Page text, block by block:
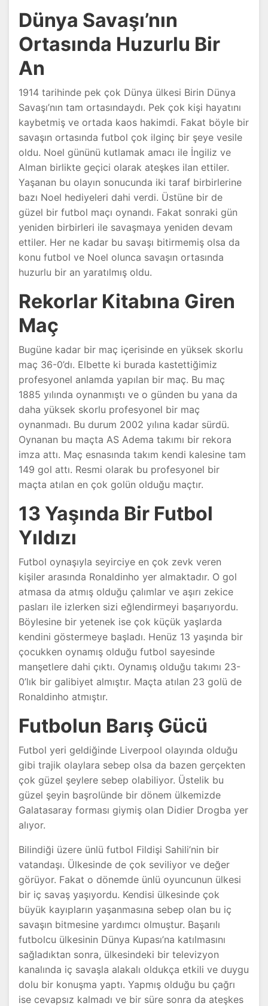
Dünya Savaşı’nın
Ortasında Huzurlu Bir
An
1914 tarihinde pek çok Dünya ülkesi Birin Dünya
Savaşı’nın tam ortasındaydı. Pek çok kişi hayatını
kaybetmiş ve ortada kaos hakimdi. Fakat böyle bir
savaşın ortasında futbol çok ilginç bir şeye vesile
oldu. Noel gününü kutlamak amacı ile İngiliz ve
Alman birlikte geçici olarak ateşkes ilan ettiler.
Yaşanan bu olayın sonucunda iki taraf birbirlerine
bazı Noel hediyeleri dahi verdi. Üstüne bir de
güzel bir futbol maçı oynandı. Fakat sonraki gün
yeniden birbirleri ile savaşmaya yeniden devam
ettiler. Her ne kadar bu savaşı bitirmemiş olsa da
konu futbol ve Noel olunca savaşın ortasında
huzurlu bir an yaratılmış oldu.
Rekorlar Kitabına Giren
Maç
Bugüne kadar bir maç içerisinde en yüksek skorlu
maç 36-0’dı. Elbette ki burada kastettiğimiz
profesyonel anlamda yapılan bir maç. Bu maç
1885 yılında oynanmıştı ve o günden bu yana da
daha yüksek skorlu profesyonel bir maç
oynanmadı. Bu durum 2002 yılına kadar sürdü.
Oynanan bu maçta AS Adema takımı bir rekora
imza attı. Maç esnasında takım kendi kalesine tam
149 gol attı. Resmi olarak bu profesyonel bir
maçta atılan en çok golün olduğu maçtır.
13 Yaşında Bir Futbol
Yıldızı
Futbol oynaşıyla seyirciye en çok zevk veren
kişiler arasında Ronaldinho yer almaktadır. O gol
atmasa da atmış olduğu çalımlar ve aşırı zekice
pasları ile izlerken sizi eğlendirmeyi başarıyordu.
Böylesine bir yetenek ise çok küçük yaşlarda
kendini göstermeye başladı. Henüz 13 yaşında bir
çocukken oynamış olduğu futbol sayesinde
manşetlere dahi çıktı. Oynamış olduğu takımı 23-
0’lık bir galibiyet almıştır. Maçta atılan 23 golü de
Ronaldinho atmıştır.
Futbolun Barış Gücü
Futbol yeri geldiğinde Liverpool olayında olduğu
gibi trajik olaylara sebep olsa da bazen gerçekten
çok güzel şeylere sebep olabiliyor. Üstelik bu
güzel şeyin başrolünde bir dönem ülkemizde
Galatasaray forması giymiş olan Didier Drogba yer
alıyor.
Bilindiği üzere ünlü futbol Fildişi Sahili’nin bir
vatandaşı. Ülkesinde de çok seviliyor ve değer
görüyor. Fakat o dönemde ünlü oyuncunun ülkesi
bir iç savaş yaşıyordu. Kendisi ülkesinde çok
büyük kayıpların yaşanmasına sebep olan bu iç
savaşın bitmesine yardımcı olmuştur. Başarılı
futbolcu ülkesinin Dünya Kupası’na katılmasını
sağladıktan sonra, ülkesindeki bir televizyon
kanalında iç savaşla alakalı oldukça etkili ve duygu
dolu bir konuşma yaptı. Yapmış olduğu bu çağrı
ise cevapsız kalmadı ve bir süre sonra da ateşkes